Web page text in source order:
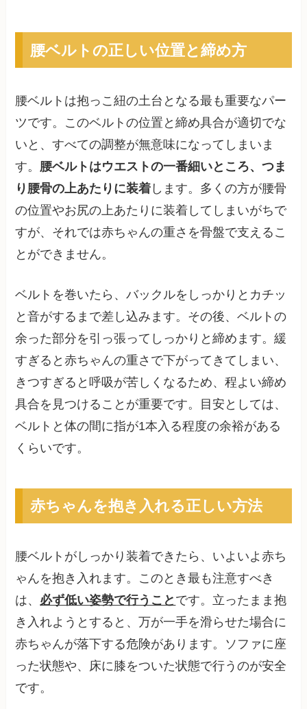
腰ベルトの正しい位置と締め方
腰ベルトは抱っこ紐の土台となる最も重要なパー
ツです。このベルトの位置と締め具合が適切でな
いと、すべての調整が無意味になってしまいま
す。 腰ベルトはウエストの一番細いところ、つま
り腰骨の上あたりに装着 します。多くの方が腰骨
の位置やお尻の上あたりに装着してしまいがちで
すが、それでは赤ちゃんの重さを骨盤で支えるこ
とができません。
ベルトを巻いたら、バックルをしっかりとカチッ
と音がするまで差し込みます。その後、ベルトの
余った部分を引っ張ってしっかりと締めます。緩
すぎると赤ちゃんの重さで下がってきてしまい、
きつすぎると呼吸が苦しくなるため、程よい締め
具合を見つけることが重要です。目安としては、
ベルトと体の間に指が1本入る程度の余裕がある
くらいです。
赤ちゃんを抱き入れる正しい方法
腰ベルトがしっかり装着できたら、いよいよ赤ち
ゃんを抱き入れます。このとき最も注意すべき
は、 必ず低い姿勢で行うこと です。立ったまま抱
き入れようとすると、万が一手を滑らせた場合に
赤ちゃんが落下する危険があります。ソファに座
った状態や、床に膝をついた状態で行うのが安全
です。